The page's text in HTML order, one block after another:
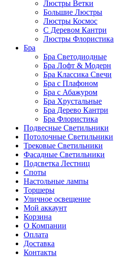
Люстры Ветки
Большие Люстры
Люстры Космос
С Деревом Кантри
Люстры Флористика
Бра
Бра Светодиодные
Бра Лофт & Модерн
Бра Классика Свечи
Бра с Плафоном
Бра с Абажуром
Бра Хрустальные
Бра Дерево Кантри
Бра Флористика
Подвесные Светильники
Потолочные Светильники
Трековые Светильники
Фасадные Светильники
Подсветка Лестниц
Споты
Настольные лампы
Торшеры
Уличное освещение
Мой аккаунт
Корзина
О Компании
Оплата
Доставка
Контакты